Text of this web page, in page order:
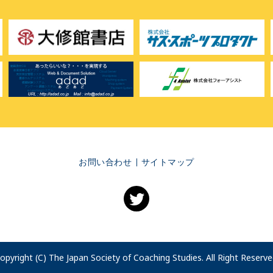
お問い合わせ サイトマップ
(C) The Japan Society of Coaching Studies. All Right